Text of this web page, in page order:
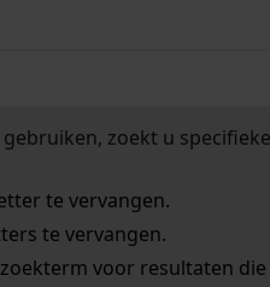
zoekt u
te vervangen.
te vervangen.
voor resultaten die